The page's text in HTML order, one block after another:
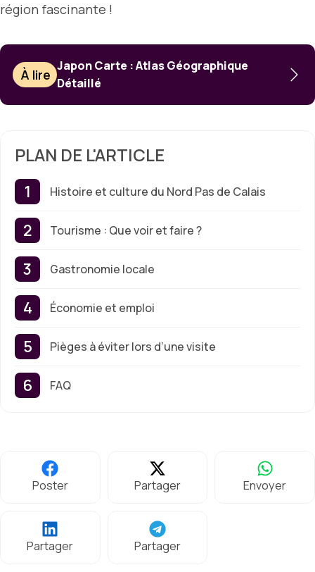
région fascinante !
À lire
Japon Carte : Atlas Géographique
Détaillé
PLAN DE L'ARTICLE
Histoire et culture du Nord Pas de Calais
Tourisme : Que voir et faire ?
Gastronomie locale
Économie et emploi
Pièges à éviter lors d’une visite
FAQ
Poster Partager Envoyer
Partager Partager